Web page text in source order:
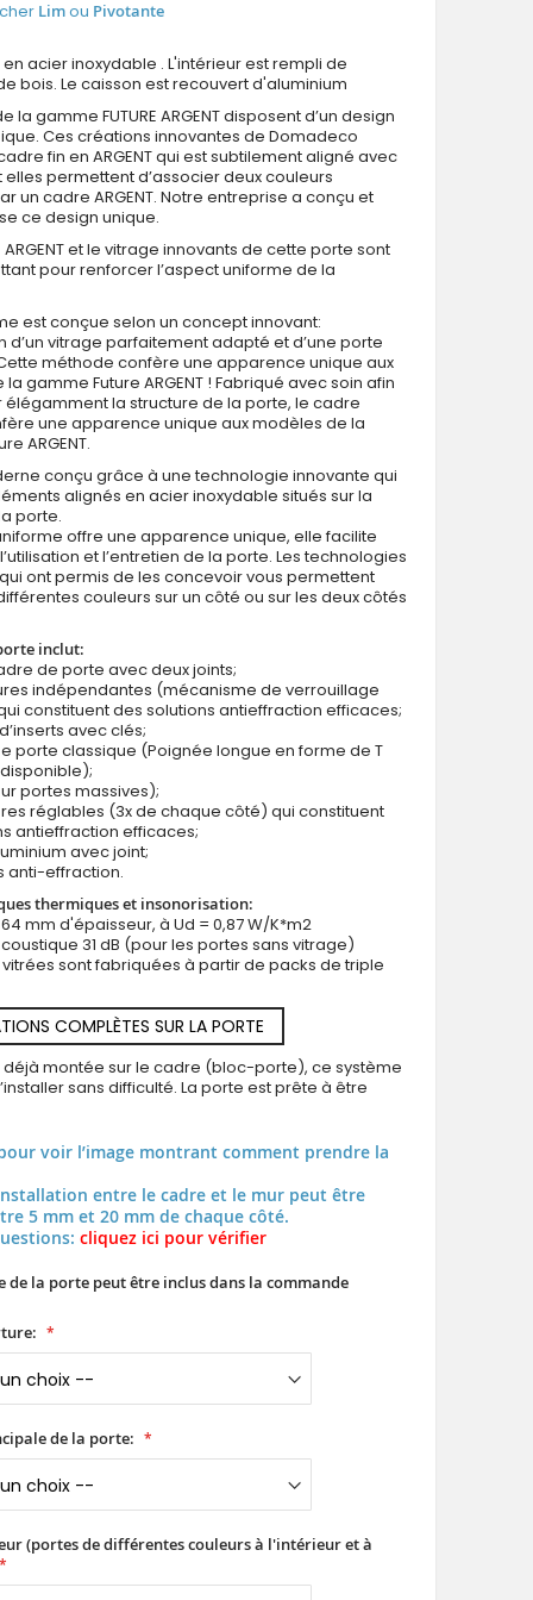
Fargo Fi04E - porte d entree large
Limou Pivotante
acier inoxydable . L'intérieur est rempli de
bois. Le caisson est recouvert d'aluminium
la gamme FUTURE ARGENT disposent d’un design
Ces créations innovantes de Domadeco
fin en ARGENT qui est subtilement aligné avec
permettent d’associer deux couleurs
un cadre ARGENT. Notre entreprise a conçu et
ce design unique.
et le vitrage innovants de cette porte sont
pour renforcer l’aspect uniforme de la
est conçue selon un concept innovant:
d’un vitrage parfaitement adapté et d’une porte
méthode confère une apparence unique aux
gamme Future ARGENT ! Fabriqué avec soin afin
élégamment la structure de la porte, le cadre
une apparence unique aux modèles de la
ARGENT.
conçu grâce à une technologie innovante qui
alignés en acier inoxydable situés sur la
porte.
offre une apparence unique, elle facilite
et l’entretien de la porte. Les technologies
ont permis de les concevoir vous permettent
couleurs sur un côté ou sur les deux côtés
inclut:
de porte avec deux joints;
indépendantes (mécanisme de verrouillage
constituent des solutions antieffraction efficaces;
avec clés;
porte classique (Poignée longue en forme de T
portes massives);
réglables (3x de chaque côté) qui constituent
antieffraction efficaces;
avec joint;
anti-effraction.
thermiques et insonorisation:
mm d'épaisseur, à Ud = 0,87 W/K*m2
31 dB (pour les portes sans vitrage)
sont fabriquées à partir de packs de triple
COMPLÈTES SUR LA PORTE
déjà montée sur le cadre (bloc-porte), ce système
sans difficulté. La porte est prête à être
voir l’image montrant comment prendre la
entre le cadre et le mur peut être
5 mm et 20 mm de chaque côté.
cliquez ici pour vérifier
de la porte peut être inclus dans la commande
de la porte:
(portes de différentes couleurs à l'intérieur et à